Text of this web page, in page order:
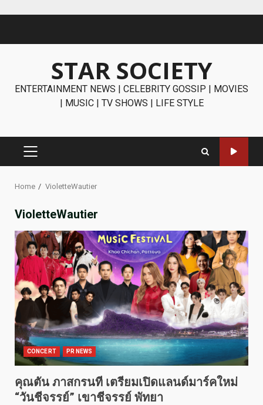
STAR SOCIETY
ENTERTAINMENT NEWS | CELEBRITY GOSSIP | MOVIES
| MUSIC | TV SHOWS | LIFE STYLE
PRIMARY
Home VioletteWautier
VioletteWautier
CONCERT PR NEWS
คุณตัน ภาสกรนที เตรียมเปิดแลนด์มาร์คใหม่
“วันชีจรรย์” เขาชีจรรย์ พัทยา